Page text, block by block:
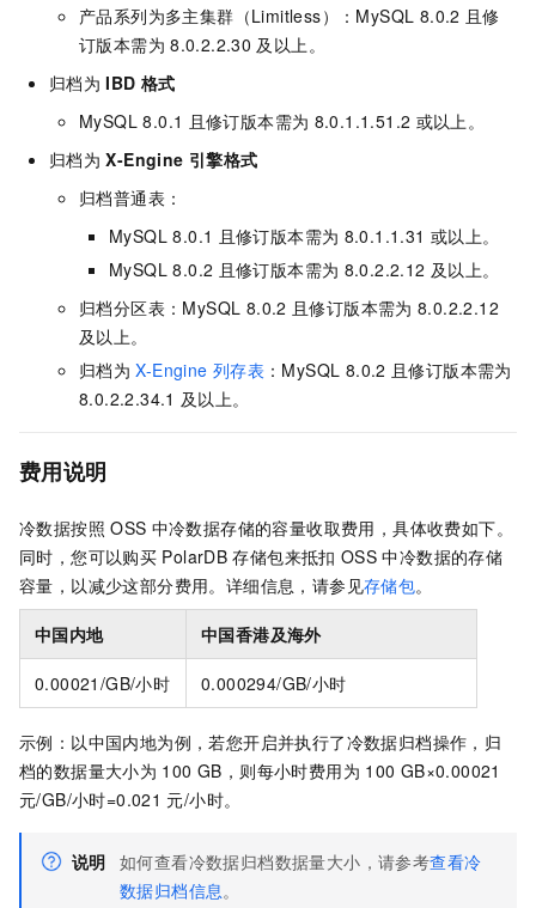
产品系列为多主集群（Limitless） ： MySQL 8.0.2 且修
订版本需为 8.0.2.2.30 及以上。
归档为 IBD 格式
MySQL 8.0.1 且修订版本需为 8.0.1.1.51.2 或以上。
归档为 X-Engine 引擎格式
归档普通表：
MySQL 8.0.1 且修订版本需为 8.0.1.1.31 或以上。
MySQL 8.0.2 且修订版本需为 8.0.2.2.12 及以上。
归档分区表： MySQL 8.0.2 且修订版本需为 8.0.2.2.12
及以上。
归档为 X-Engine 列存表 ： MySQL 8.0.2 且修订版本需为
8.0.2.2.34.1 及以上。
费用说明
冷数据按照 OSS 中冷数据存储的容量收取费用，具体收费如下。
同时，您可以购买 PolarDB 存储包来抵扣 OSS 中冷数据的存储
容量，以减少这部分费用。详细信息，请参见存储包。
中国内地 中国香港及海外
0.00021/GB/小时 0.000294/GB/小时
示例：以中国内地为例，若您开启并执行了冷数据归档操作，归
档的数据量大小为 100 GB，则每小时费用为 100 GB×0.00021
元/GB/小时=0.021 元/小时。
说明 如何查看冷数据归档数据量大小，请参考查看冷
数据归档信息 。